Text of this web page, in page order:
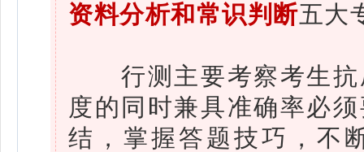
资料分析和常识判断五大
行测主要考察考生抗
度的同时兼具准确率必
结，掌握答题技巧，不